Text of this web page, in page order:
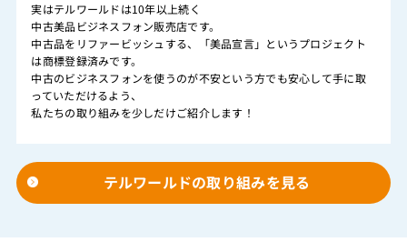
実はテルワールドは10年以上続く
中古美品ビジネスフォン販売店です。
中古品をリファービッシュする、「美品宣言」というプロジェクト
は商標登録済みです。
中古のビジネスフォンを使うのが不安という方でも安心して手に取
っていただけるよう、
私たちの取り組みを少しだけご紹介します！
テルワールドの取り組みを見る